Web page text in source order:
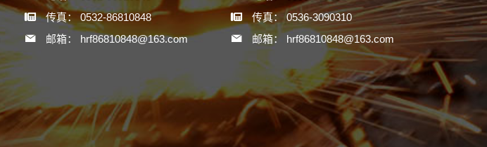
传真：
0532-86810848
邮箱：
hrf86810848@163.com
传真：
0536-3090310
邮箱：
hrf86810848@163.com